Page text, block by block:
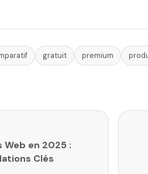
gratuit premium
Web en 2025 :
Clés